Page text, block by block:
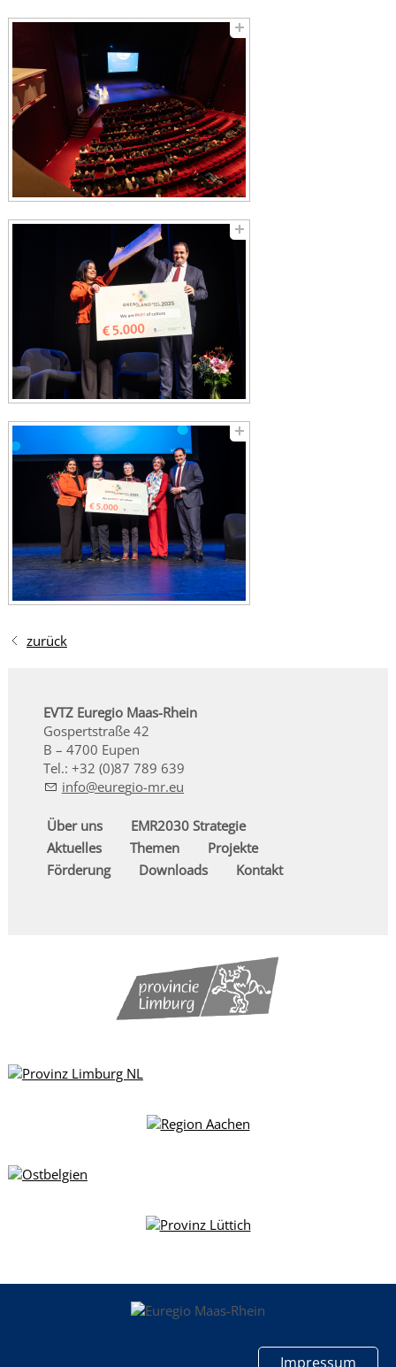
zurück
EVTZ Euregio Maas-Rhein
Gospertstraße 42
B – 4700 Eupen
Tel.: +32 (0)87 789 639
nf
r g -mr
Über uns
EMR2030 Strategie
Aktuelles
Themen
Projekte
Förderung
Downloads Kontakt
Impressum